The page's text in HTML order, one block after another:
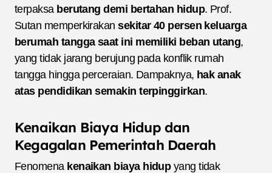
terpaksa berutang demi bertahan hidup. Prof.
Sutan memperkirakansekitar 40 persen keluarga
berumah tangga saat ini memiliki beban utang,
yang tidak jarang berujung pada konflik rumah
tangga hingga perceraian. Dampaknya, hak anak
atas pendidikan semakin terpinggirkan.
Kenaikan Biaya Hidup dan
Kegagalan Pemerintah Daerah
Fenomena kenaikan biaya hidupyang tidak